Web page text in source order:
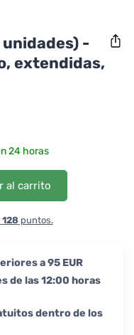
-
extendidas,
24 horas
al carrito
128puntos.
a 95 EUR
de las 12:00 horas
dentro de los